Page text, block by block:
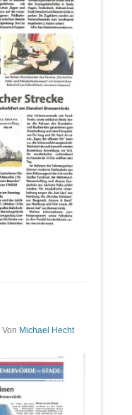
Von Michael Hecht